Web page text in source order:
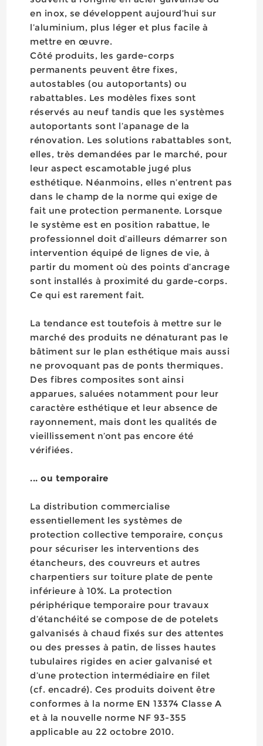
en inox, se développent aujourd’hui sur
l’aluminium, plus léger et plus facile à
mettre en œuvre.
Côté produits, les garde-corps
permanents peuvent être fixes,
autostables (ou autoportants) ou
rabattables. Les modèles fixes sont
réservés au neuf tandis que les systèmes
autoportants sont l’apanage de la
rénovation. Les solutions rabattables sont,
elles, très demandées par le marché, pour
leur aspect escamotable jugé plus
esthétique. Néanmoins, elles n’entrent pas
dans le champ de la norme qui exige de
fait une protection permanente. Lorsque
le système est en position rabattue, le
professionnel doit d’ailleurs démarrer son
intervention équipé de lignes de vie, à
partir du moment où des points d’ancrage
sont installés à proximité du garde-corps.
Ce qui est rarement fait.
La tendance est toutefois à mettre sur le
marché des produits ne dénaturant pas le
bâtiment sur le plan esthétique mais aussi
ne provoquant pas de ponts thermiques.
Des fibres composites sont ainsi
apparues, saluées notamment pour leur
caractère esthétique et leur absence de
rayonnement, mais dont les qualités de
vieillissement n’ont pas encore été
vérifiées.
... ou temporaire
La distribution commercialise
essentiellement les systèmes de
protection collective temporaire, conçus
pour sécuriser les interventions des
étancheurs, des couvreurs et autres
charpentiers sur toiture plate de pente
inférieure à 10%. La protection
périphérique temporaire pour travaux
d’étanchéité se compose de de potelets
galvanisés à chaud fixés sur des attentes
ou des presses à patin, de lisses hautes
tubulaires rigides en acier galvanisé et
d’une protection intermédiaire en filet
(cf. encadré). Ces produits doivent être
conformes à la norme EN 13374 Classe A
et à la nouvelle norme NF 93-355
applicable au 22 octobre 2010.